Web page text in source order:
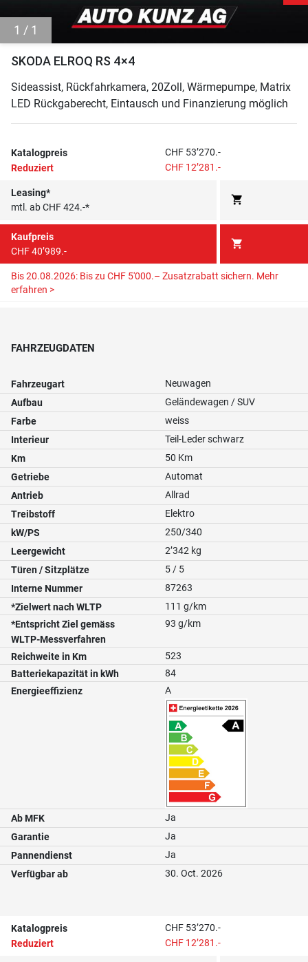
FAHRZEUGDATEN
Fahrzeugart
Neuwagen
Aufbau
Geländewagen / SUV
Farbe
weiss
Interieur
Teil-Leder schwarz
Km
50 Km
Getriebe
Automat
Antrieb
Allrad
Treibstoff
Elektro
kW/PS
250/340
Leergewicht
2’342 kg
Türen / Sitzplätze
5 / 5
Interne Nummer
87263
*Zielwert nach WLTP
111 g/km
*Entspricht Ziel gemäss
WLTP-Messverfahren
93 g/km
Reichweite in Km
523
Batteriekapazität in kWh
84
Energieeffizienz
A
Ab MFK
Ja
Garantie
Ja
Pannendienst
Ja
Verfügbar ab
30. Oct. 2026
Katalogpreis
CHF 53’270.-
Reduziert
CHF 12’281.-
1 / 1
SKODA ELROQ RS 4×4
Sideassist, Rückfahrkamera, 20Zoll, Wärmepumpe, Matrix
LED Rückgaberecht, Eintausch und Finanzierung möglich
Katalogpreis
CHF 53’270.-
Reduziert
CHF 12’281.-
Leasing*
mtl. ab CHF 424.-*
shopping_cart
Kaufpreis
CHF 40’989.-
shopping_cart
Bis 20.08.2026: Bis zu CHF 5'000.– Zusatzrabatt sichern. Mehr
erfahren >